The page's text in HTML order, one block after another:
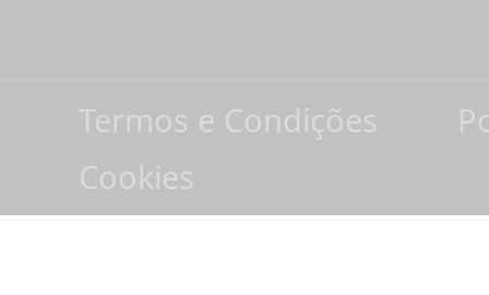
Termos e Condições
Cookies